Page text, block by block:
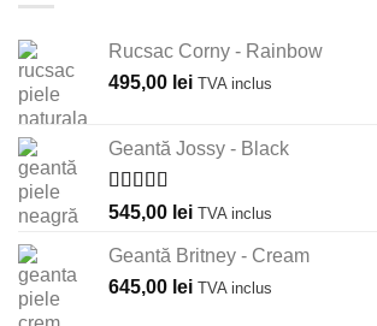
Rucsac Corny - Rainbow
495,00 lei TVA inclus
Geantă Jossy - Black
Evaluat la
din 5
545,00 lei TVA inclus
Geantă Britney - Cream
645,00 lei TVA inclus